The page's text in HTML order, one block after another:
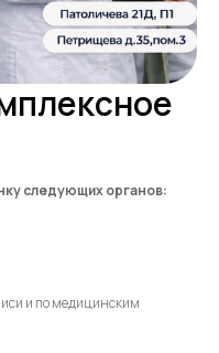
следующих органов:
и по медицинским